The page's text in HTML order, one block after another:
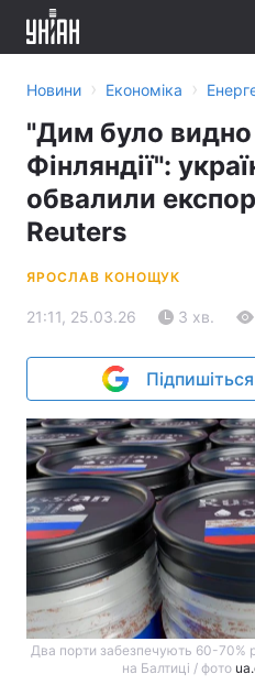
Новини › Економіка ›
"Дим було видно
Фінляндії":
обвалили
Reuters
ЯРОСЛАВ КОНОЩУК
21:11, 25.03.26 3 хв.
Два порти забезпечують 60-70%
на Балтиці / фото